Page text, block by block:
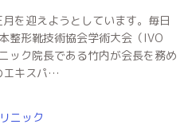
を迎えようとしています。毎日
整形靴技術協会学術大会（IVO
ク院長である竹内が会長を務め
エキスパ…
ニック